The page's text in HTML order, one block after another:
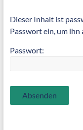
Dieser Inhalt ist
Passwort ein, um ihn
Passwort: